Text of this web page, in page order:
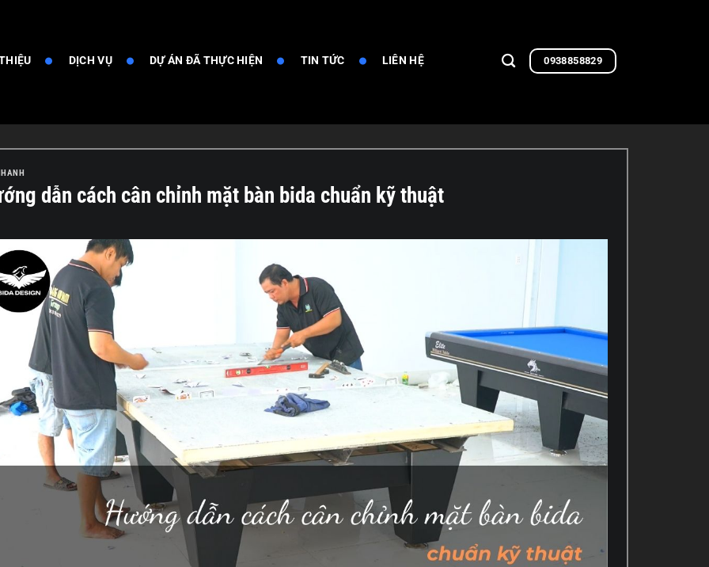
DỊCH VỤ DỰ ÁN ĐÃ THỰC HIỆN TIN TỨC LIÊN HỆ 0938858829
dẫn cách cân chỉnh mặt bàn bida chuẩn kỹ thuật